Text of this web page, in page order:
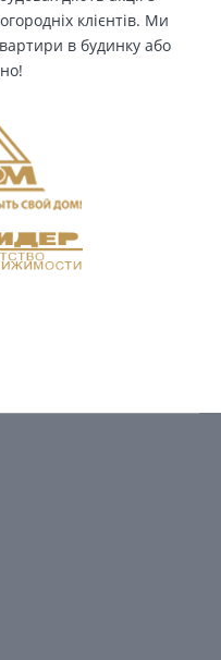
клієнтів. Ми
в будинку або